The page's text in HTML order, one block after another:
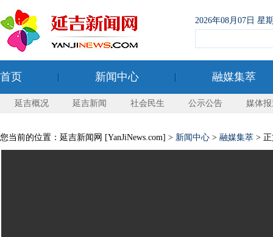
2026年08月07日 星
首页 新闻中心 融媒集萃
延吉概况 延吉新闻 社会民生 公示公告 媒体
您当前的位置：延吉新闻网 [YanJiNews.com] > 新闻中心 > 融媒集萃 >